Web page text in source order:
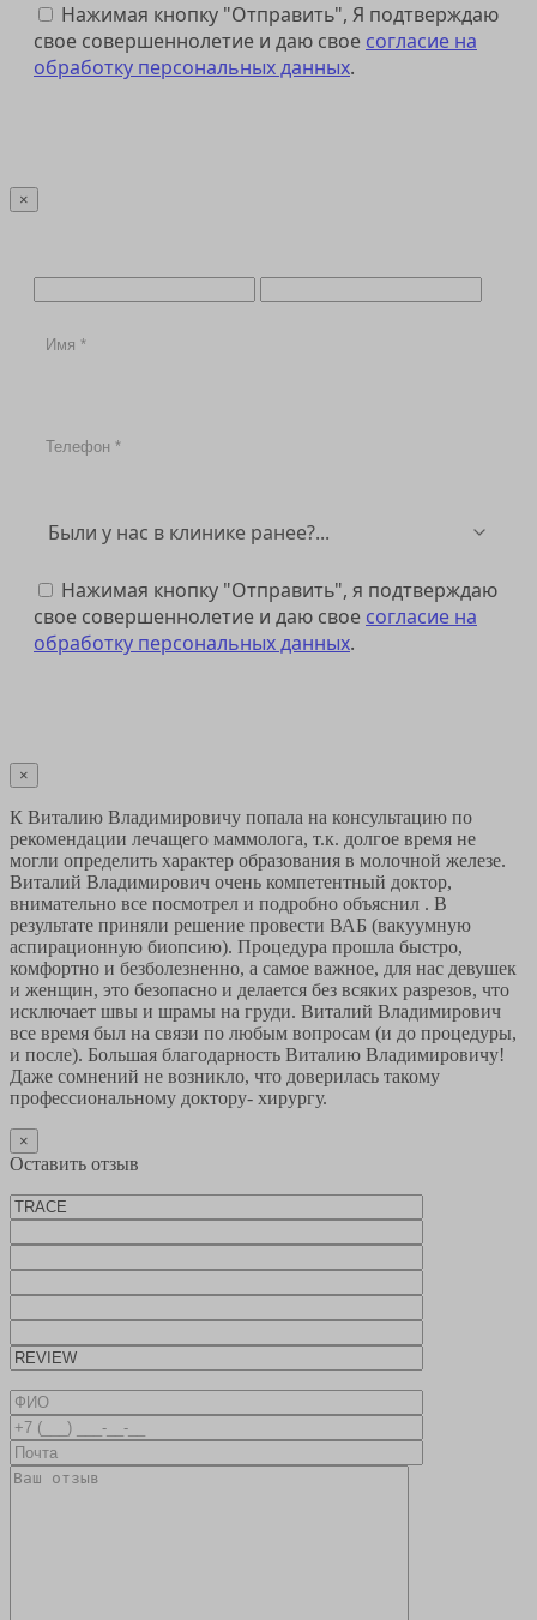
Нажимая кнопку "Отправить", Я подтверждаю
свое совершеннолетие и даю свое согласие на
обработку персональных данных.
×
Нажимая кнопку "Отправить", я подтверждаю
свое совершеннолетие и даю свое согласие на
обработку персональных данных.
×
К Виталию Владимировичу попала на консультацию по
рекомендации лечащего маммолога, т.к. долгое время не
могли определить характер образования в молочной железе.
Виталий Владимирович очень компетентный доктор,
внимательно все посмотрел и подробно объяснил . В
результате приняли решение провести ВАБ (вакуумную
аспирационную биопсию). Процедура прошла быстро,
комфортно и безболезненно, а самое важное, для нас девушек
и женщин, это безопасно и делается без всяких разрезов, что
исключает швы и шрамы на груди. Виталий Владимирович
все время был на связи по любым вопросам (и до процедуры,
и после). Большая благодарность Виталию Владимировичу!
Даже сомнений не возникло, что доверилась такому
профессиональному доктору- хирургу.
×
Оставить отзыв